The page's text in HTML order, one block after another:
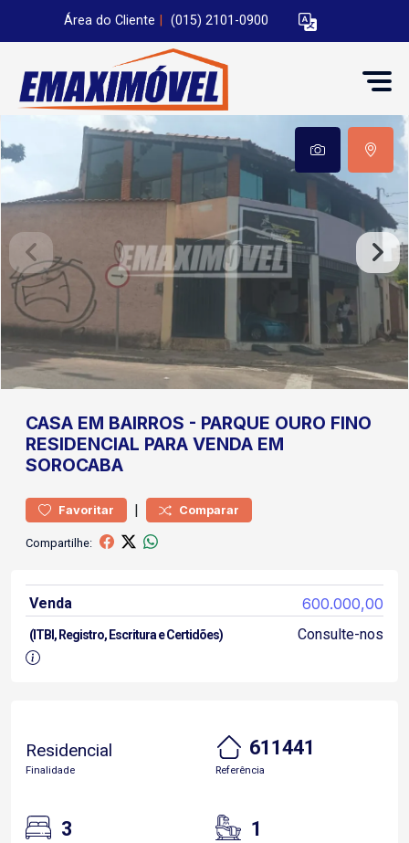
Área do Cliente (015) 2101-0900
CASA EM BAIRROS - PARQUE OURO FINO
RESIDENCIAL PARA VENDA EM
SOROCABA
Favoritar | Comparar
Compartilhe:
Venda 600.000,00
(ITBI, Registro, Escritura e Certidões) Consulte-nos
Residencial
Finalidade
611441
Referência
3 1